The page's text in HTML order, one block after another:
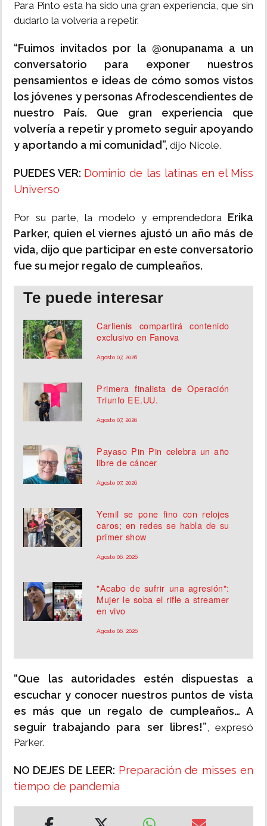
Para Pinto esta ha sido una gran experiencia, que sin
dudarlo la volvería a repetir.
“Fuimos invitados por la @onupanama a un
conversatorio para exponer nuestros
pensamientos e ideas de cómo somos vistos
los jóvenes y personas Afrodescendientes de
nuestro País. Que gran experiencia que
volvería a repetir y prometo seguir apoyando
y aportando a mi comunidad”, dijo Nicole.
PUEDES VER: Dominio de las latinas en el Miss
Universo
Por su parte, la modelo y emprendedora Erika
Parker, quien el viernes ajustó un año más de
vida, dijo que participar en este conversatorio
fue su mejor regalo de cumpleaños.
Te puede interesar
Carlienis compartirá contenido
exclusivo en Fanova
Agosto 07, 2026
Primera finalista de Operación
Triunfo EE.UU.
Agosto 07, 2026
Payaso Pin Pin celebra un año
libre de cáncer
Agosto 07, 2026
Yemil se pone fino con relojes
caros; en redes se habla de su
primer show
Agosto 06, 2026
"Acabo de sufrir una agresión":
Mujer le soba el rifle a streamer
en vivo
Agosto 06, 2026
“Que las autoridades estén dispuestas a
escuchar y conocer nuestros puntos de vista
es más que un regalo de cumpleaños… A
seguir trabajando para ser libres!”, expresó
Parker.
NO DEJES DE LEER: Preparación de misses en
tiempo de pandemia